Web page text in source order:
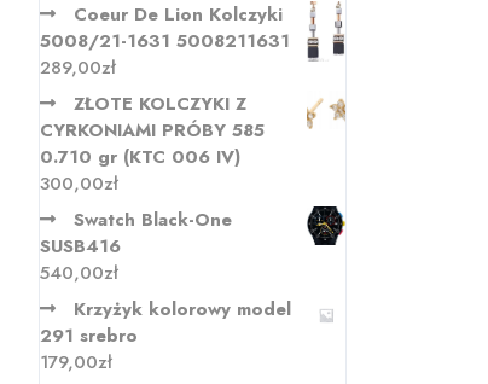
Coeur De Lion Kolczyki
5008/21-1631 5008211631
289,00zł
ZŁOTE KOLCZYKI Z
CYRKONIAMI PRÓBY 585
0.710 gr (KTC 006 IV)
300,00zł
Swatch Black-One
SUSB416
540,00zł
Krzyżyk kolorowy model
291 srebro
179,00zł